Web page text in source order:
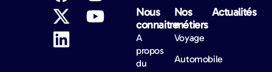
Nous
connaitre
A
propos
du
Nos
métiers
Voyage
Automobile
Actualités​